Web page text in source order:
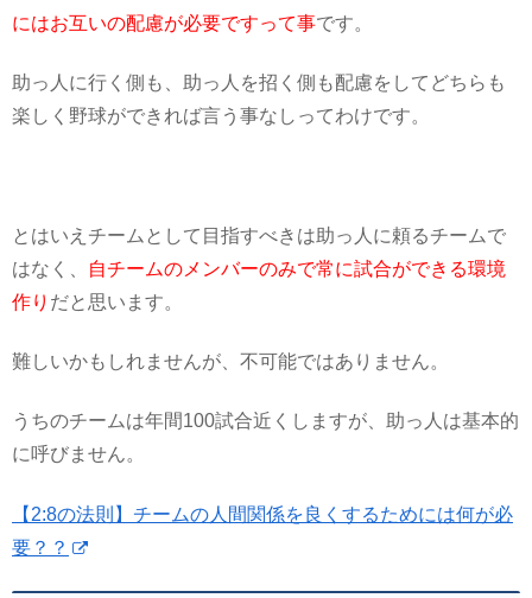
にはお互いの配慮が必要ですって事です。
助っ人に行く側も、助っ人を招く側も配慮をしてどちらも
楽しく野球ができれば言う事なしってわけです。
とはいえチームとして目指すべきは助っ人に頼るチームで
はなく、
自チームのメンバーのみで常に試合ができる環境
作り だと思います。
難しいかもしれませんが、不可能ではありません。
うちのチームは年間100試合近くしますが、助っ人は基本的
に呼びません。
【2:8の法則】チームの人間関係を良くするためには何が必
要？？